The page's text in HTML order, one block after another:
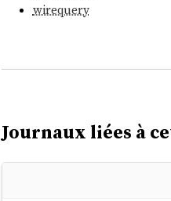
wirequery
Journaux liées à